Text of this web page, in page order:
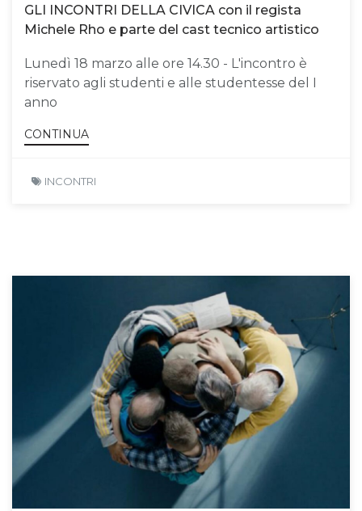
GLI INCONTRI DELLA CIVICA con il regista
Michele Rho e parte del cast tecnico artistico
Lunedì 18 marzo alle ore 14.30 - L'incontro è
riservato agli studenti e alle studentesse del I
anno
CONTINUA
INCONTRI